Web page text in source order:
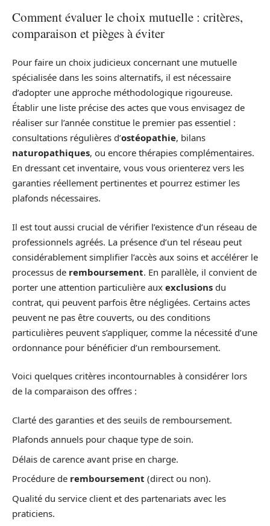
Comment évaluer le choix mutuelle : critères,
comparaison et pièges à éviter
Pour faire un choix judicieux concernant une mutuelle
spécialisée dans les soins alternatifs, il est nécessaire
d’adopter une approche méthodologique rigoureuse.
Établir une liste précise des actes que vous envisagez de
réaliser sur l’année constitue le premier pas essentiel :
consultations régulières d’ostéopathie, bilans
naturopathiques, ou encore thérapies complémentaires.
En dressant cet inventaire, vous vous orienterez vers les
garanties réellement pertinentes et pourrez estimer les
plafonds nécessaires.
Il est tout aussi crucial de vérifier l’existence d’un réseau de
professionnels agréés. La présence d’un tel réseau peut
considérablement simplifier l’accès aux soins et accélérer le
processus de remboursement. En parallèle, il convient de
porter une attention particulière aux exclusions du
contrat, qui peuvent parfois être négligées. Certains actes
peuvent ne pas être couverts, ou des conditions
particulières peuvent s’appliquer, comme la nécessité d’une
ordonnance pour bénéficier d’un remboursement.
Voici quelques critères incontournables à considérer lors
de la comparaison des offres :
Clarté des garanties et des seuils de remboursement.
Plafonds annuels pour chaque type de soin.
Délais de carence avant prise en charge.
Procédure de remboursement (direct ou non).
Qualité du service client et des partenariats avec les
praticiens.